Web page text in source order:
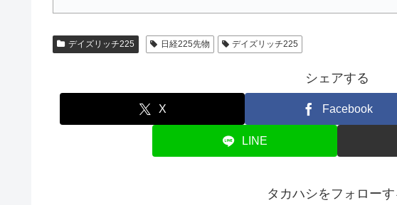
デイズリッチ225 日経225先物 デイズリッチ225
シェアする
X Facebook
LINE
タカハシをフォローす